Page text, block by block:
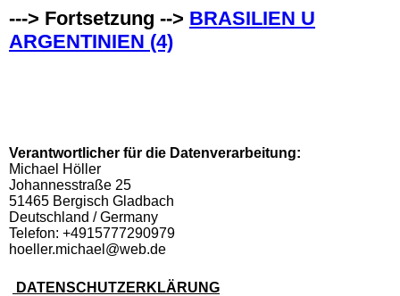
---> Fortsetzung --> BRASILIEN U
ARGENTINIEN (4)
Verantwortlicher für die Datenverarbeitung:
Michael Höller
Johannesstraße 25
51465 Bergisch Gladbach
Deutschland / Germany
Telefon: +4915777290979
hoeller.michael@web.de
DATENSCHUTZERKLÄRUNG